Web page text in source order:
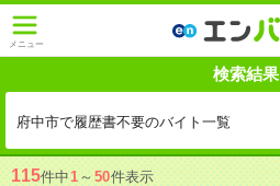
メニュー
検索結果
府中市で履歴書不要のバイト一覧
115件中1 ～ 50件表示